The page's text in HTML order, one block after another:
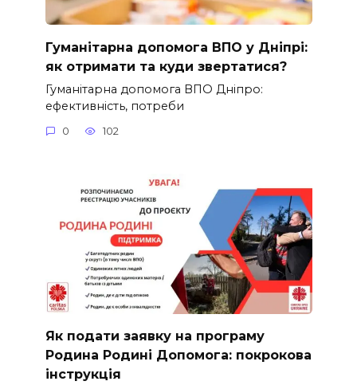
Гуманітарна допомога ВПО у Дніпрі:
як отримати та куди звертатися?
Гуманітарна допомога ВПО Дніпро:
ефективність, потреби
0 102
Як подати заявку на програму
Родина Родині Допомога: покрокова
інструкція